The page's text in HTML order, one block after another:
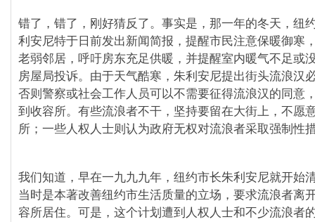
错了，错了，刚好猜反了。事实是，那一年的冬天，纽
利安尼特于日前发出新闻简报，提醒市民注意保暖御寒
老弱邻居，呼吁房东充足供暖，并提醒室内暖气不足或
房屋局投诉。由于天气酷寒，朱利安尼提出街头流浪汉
否则警察或社会工作人员可以不需要征得流浪汉的同意
到收容所。有些流浪者不干，坚持要留在大街上，不愿
所；一些人权人士则认为政府无权对流浪者采取强制性
我们知道，早在一九九九年，纽约市长朱利安尼就开始
当时是本著改善纽约市生活质量的立场，要求流浪者离
容所居住。可是，这个计划遭到人权人士和不少流浪者